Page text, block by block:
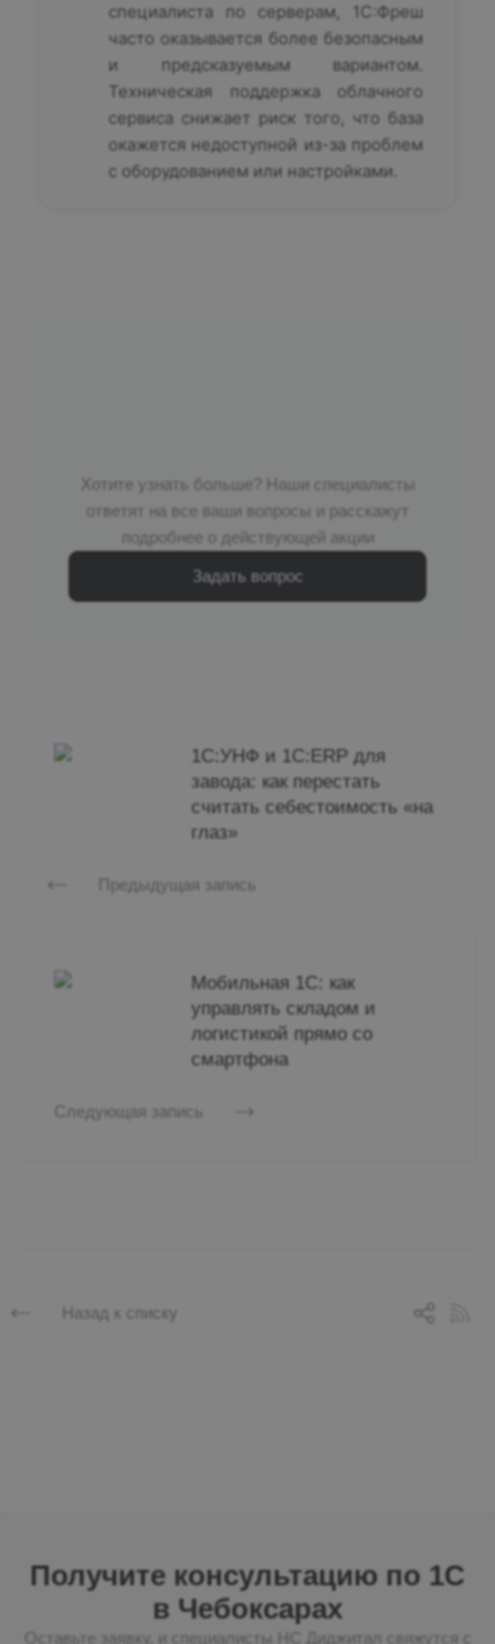
специалиста по серверам, 1С:Фреш
часто оказывается более безопасным
и предсказуемым вариантом.
Техническая поддержка облачного
сервиса снижает риск того, что база
окажется недоступной из-за проблем
с оборудованием или настройками.
Хотите узнать больше? Наши специалисты
ответят на все ваши вопросы и расскажут
подробнее о действующей акции
Задать вопрос
1С:УНФ и 1С:ERP для
завода: как перестать
считать себестоимость «на
глаз»
Предыдущая запись
Мобильная 1С: как
управлять складом и
логистикой прямо со
смартфона
Следующая запись
Назад к списку
Получите консультацию по 1С
в Чебоксарах
Оставьте заявку, и специалисты НС Диджитал свяжутся с